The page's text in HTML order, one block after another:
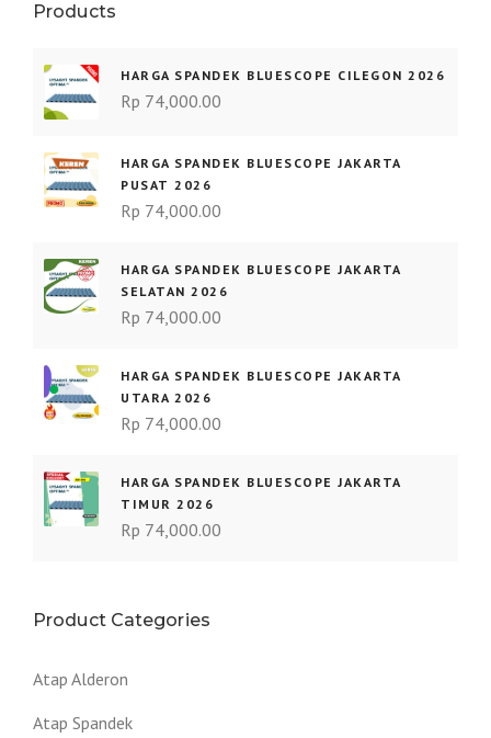
Products
HARGA SPANDEK BLUESCOPE CILEGON 2026
Rp 74,000.00
HARGA SPANDEK BLUESCOPE JAKARTA
PUSAT 2026
Rp 74,000.00
HARGA SPANDEK BLUESCOPE JAKARTA
SELATAN 2026
Rp 74,000.00
HARGA SPANDEK BLUESCOPE JAKARTA
UTARA 2026
Rp 74,000.00
HARGA SPANDEK BLUESCOPE JAKARTA
TIMUR 2026
Rp 74,000.00
Product Categories
Atap Alderon
Atap Spandek